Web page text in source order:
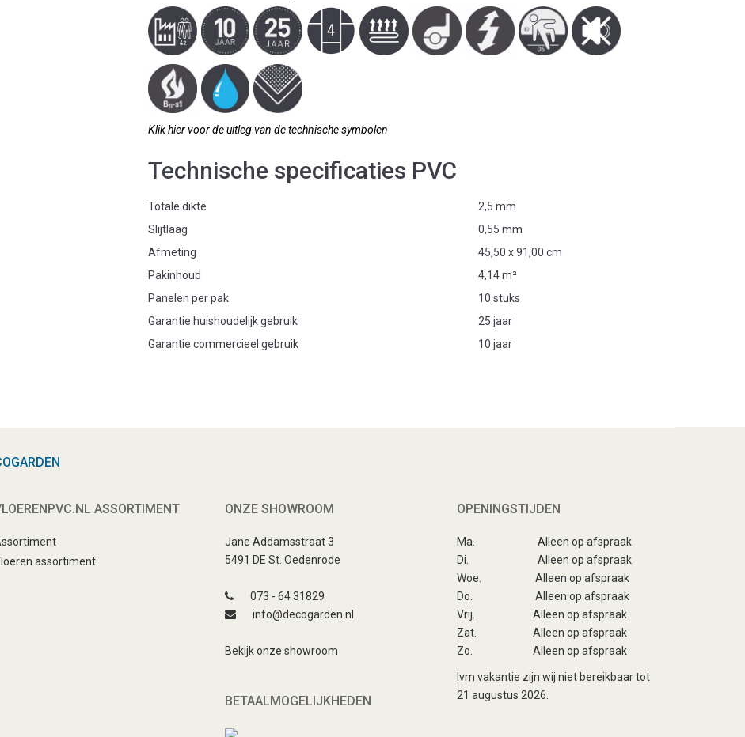
Klik hier voor de uitleg van de technische symbolen
Technische specificaties PVC
Totale dikte
2,5 mm
Slijtlaag
0,55 mm
Afmeting
45,50 x 91,00 cm
Pakinhoud
4,14 m²
Panelen per pak
10 stuks
Garantie huishoudelijk gebruik
25 jaar
Garantie commercieel gebruik
10 jaar
ASSORTIMENT
assortiment
ONZE SHOWROOM
Jane Addamsstraat 3
5491 DE St. Oedenrode
073 - 64 31829
info@decogarden.nl
Bekijk onze showroom
BETAALMOGELIJKHEDEN
OPENINGSTIJDEN
Ma.
Alleen op afspraak
Di.
Alleen op afspraak
Woe.
Alleen op afspraak
Do.
Alleen op afspraak
Vrij.
Alleen op afspraak
Zat.
Alleen op afspraak
Zo.
Alleen op afspraak
Ivm vakantie zijn wij niet bereikbaar tot
21 augustus 2026.